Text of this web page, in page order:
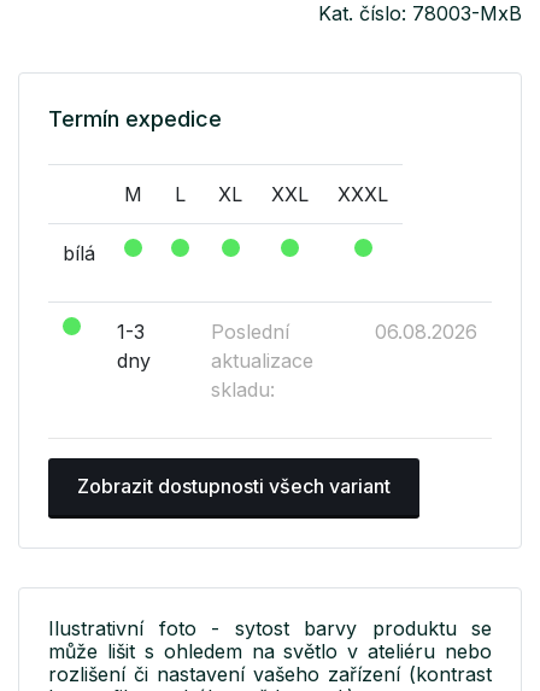
Kat. číslo: 78003-MxB
Termín expedice
M L XL XXL XXXL
bílá
1-3
dny
Poslední
aktualizace
skladu:
06.08.2026
Zobrazit dostupnosti všech variant
Ilustrativní foto - sytost barvy produktu se
může lišit s ohledem na světlo v ateliéru nebo
rozlišení či nastavení vašeho zařízení (kontrast